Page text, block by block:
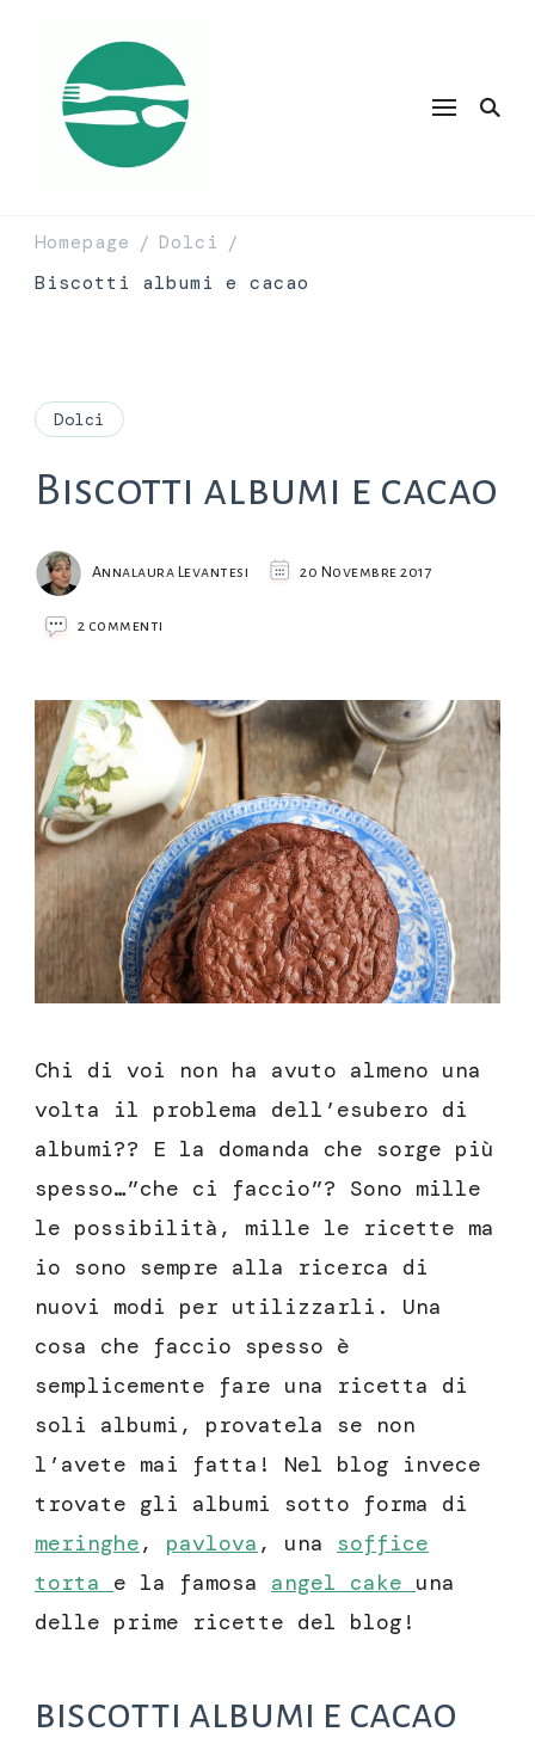
Homepage / Dolci /
Biscotti albumi e cacao
Dolci
Biscotti albumi e cacao
Annalaura Levantesi 20 Novembre 2017
2 commenti
e
cacao
Chi di voi non ha avuto almeno una
volta il problema dell’esubero di
albumi?? E la domanda che sorge più
spesso…”che ci faccio”? Sono mille
le possibilità, mille le ricette ma
io sono sempre alla ricerca di
nuovi modi per utilizzarli. Una
cosa che faccio spesso è
semplicemente fare una ricetta di
soli albumi, provatela se non
l’avete mai fatta! Nel blog invece
trovate gli albumi sotto forma di
meringhe, pavlova , una soffice
torta e la famosa angel cake una
delle prime ricette del blog!
biscotti albumi e cacao